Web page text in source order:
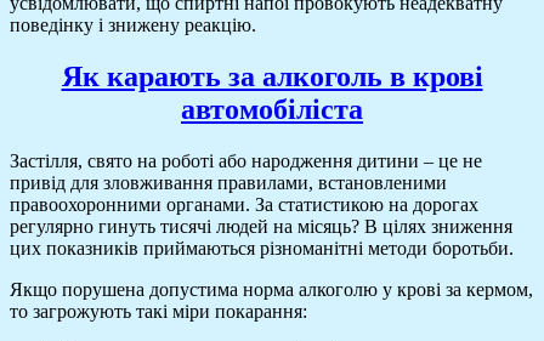
поведінку і знижену реакцію.
Як карають за алкоголь в крові
автомобіліста
Застілля, свято на роботі або народження дитини – це не
привід для зловживання правилами, встановленими
правоохоронними органами. За статистикою на дорогах
регулярно гинуть тисячі людей на місяць? В цілях зниження
цих показників приймаються різноманітні методи боротьби.
Якщо порушена допустима норма алкоголю у крові за кермом,
то загрожують такі міри покарання: